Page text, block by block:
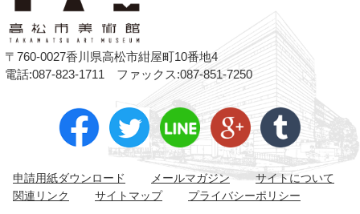
〒760-0027香川県高松市紺屋町10番地4
電話:087-823-1711 ファックス:087-851-7250
申請用紙ダウンロード メールマガジン
サイトについて
関連リンク
サイトマップ プライバシーポリシー